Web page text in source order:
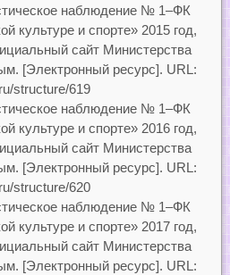
наблюдение № 1–ФК
культуре и спорте» 2015 год,
сайт Министерства
[Электронный ресурс]. URL:
structure/619
наблюдение № 1–ФК
культуре и спорте» 2016 год,
сайт Министерства
[Электронный ресурс]. URL:
structure/620
наблюдение № 1–ФК
культуре и спорте» 2017 год,
сайт Министерства
[Электронный ресурс]. URL: